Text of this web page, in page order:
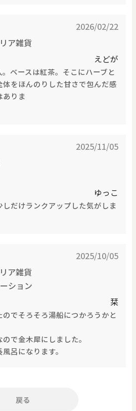
2026/02/22
ア雑貨
えどが
ベースは紅茶。そこにハーブと
をほんのりした甘さで包んだ感
ありま
2025/11/05
ゆっこ
だけランクアップした気がしま
2025/10/05
ア雑貨
ション
栞
でそろそろ湯船につかろうかと
で金木犀にしました。
呂になります。
戻る